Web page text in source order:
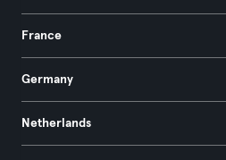
France
Germany
Netherlands